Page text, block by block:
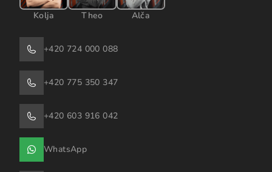
Kolja Theo Alča
+420 724 000 088
+420 775 350 347
+420 603 916 042
WhatsApp